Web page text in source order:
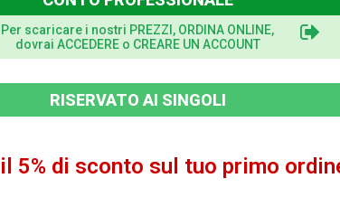
AG (max. 7%) e rame CU (max. 4%)< br />Oro
RISERVATO AI SINGOLI
Per scaricare i nostri PREZZI, ORDINA ONLINE,
dovrai ACCEDERE o CREARE UN ACCOUNT
5% di sconto sul tuo primo